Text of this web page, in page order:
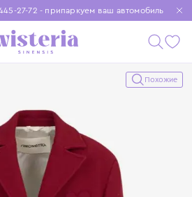
27-72 - припаркуем ваш автомобиль
при заказе от 15 000 ₽
чтобы покупки были еще удобнее
Похожие